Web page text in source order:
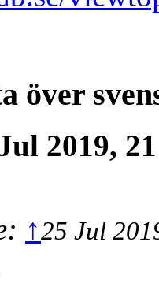
över
2019,
↑25 Jul